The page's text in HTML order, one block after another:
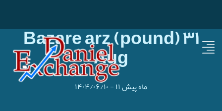
Bazare arz (pound) ۳۱
Aug
۱۴۰۴/۰۶/۱۰- ۱۱ ماه پیش